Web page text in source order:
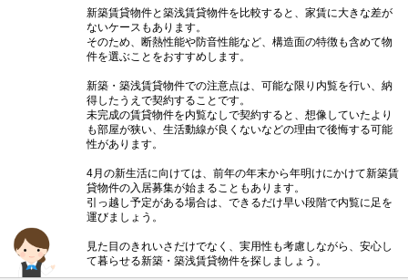
新築賃貸物件と築浅賃貸物件を比較すると、家賃に大きな差が
ないケースもあります。
そのため、断熱性能や防音性能など、構造面の特徴も含めて物
件を選ぶことをおすすめします。
新築・築浅賃貸物件での注意点は、可能な限り内覧を行い、納
得したうえで契約することです。
未完成の賃貸物件を内覧なしで契約すると、想像していたより
も部屋が狭い、生活動線が良くないなどの理由で後悔する可能
性があります。
4月の新生活に向けては、前年の年末から年明けにかけて新築賃
貸物件の入居募集が始まることもあります。
引っ越し予定がある場合は、できるだけ早い段階で内覧に足を
運びましょう。
見た目のきれいさだけでなく、実用性も考慮しながら、安心し
て暮らせる新築・築浅賃貸物件を探しましょう。